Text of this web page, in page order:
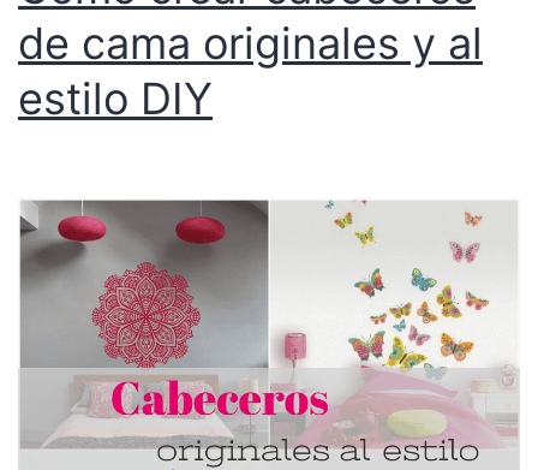
de cama originales y al
estilo DIY